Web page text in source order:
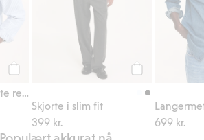
Skjorte i slim fit
399 kr.
699 kr.